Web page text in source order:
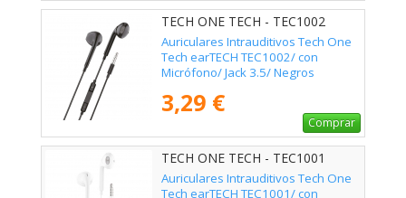
TECH ONE TECH - TEC1002
Auriculares Intrauditivos Tech One
Tech earTECH TEC1002/ con
Micrófono/ Jack 3.5/ Negros
3,29 €
Comprar
TECH ONE TECH - TEC1001
Auriculares Intrauditivos Tech One
Tech earTECH TEC1001/ con